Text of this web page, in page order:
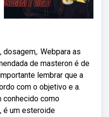
Webpara as
de masteron é de
lembrar que a
com o objetivo e a.
conhecido como
é um esteroide